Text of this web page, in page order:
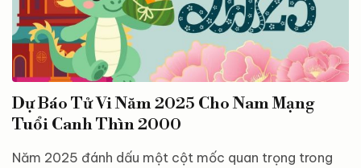
Dự Báo Tử Vi Năm 2025 Cho Nam Mạng
Tuổi Canh Thìn 2000
Năm 2025 đánh dấu một cột mốc quan trọng trong